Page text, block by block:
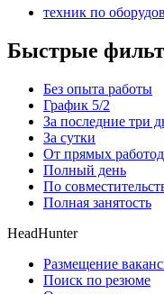
техник по
Быстрые
Без опыта работы
График 5/2
За последние три
За сутки
От прямых
Полный день
По
Полная занятость
HeadHunter
Размещение
Поиск по резюме